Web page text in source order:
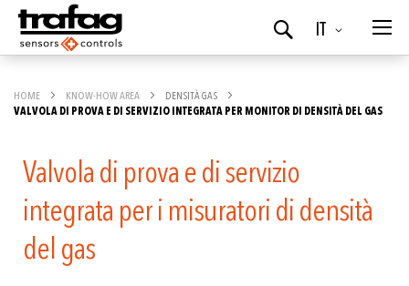
Lingua
IT
Ricerca
HOME KNOW-HOW AREA
DENSITÀ GAS
VALVOLA DI PROVA E DI SERVIZIO INTEGRATA PER MONITOR DI DENSITÀ DEL GAS
Valvola di prova e di servizio
integrata per i misuratori di densità
del gas